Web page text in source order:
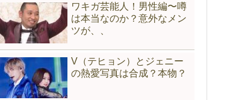
ワキガ芸能人！男性編〜噂
は本当なのか？意外なメン
ツが、、
V（テヒョン）とジェニー
の熱愛写真は合成？本物？